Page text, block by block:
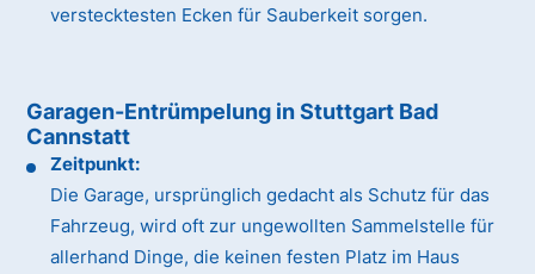
verstecktesten Ecken für Sauberkeit sorgen.
Garagen-Entrümpelung in Stuttgart Bad
Cannstatt
Zeitpunkt:
Die Garage, ursprünglich gedacht als Schutz für das
Fahrzeug, wird oft zur ungewollten Sammelstelle für
allerhand Dinge, die keinen festen Platz im Haus